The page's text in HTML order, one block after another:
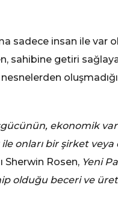
sadece insan ile var
sahibine getiri
ekonomik
ile onları bir şirket
Sherwin Rosen, Yeni
olduğu beceri ve